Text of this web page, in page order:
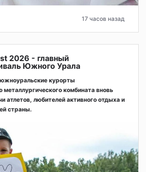
17 часов назад
2026 - главный
Южного Урала
курорты
металлургического комбината вновь
атлетов, любителей активного отдыха и
страны.